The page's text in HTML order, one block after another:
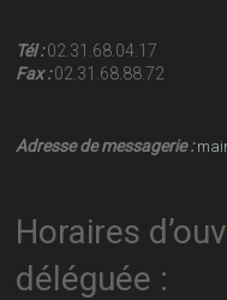
Tél :02.31.68.04.17
Fax :02.31.68.88.72
Adresse de messagerie :
Horaires
déléguée :